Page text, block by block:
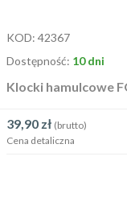
KOD: 42367
Dostępność: 10 dni
Klocki hamulcowe
39,90 zł (brutto)
Cena detaliczna